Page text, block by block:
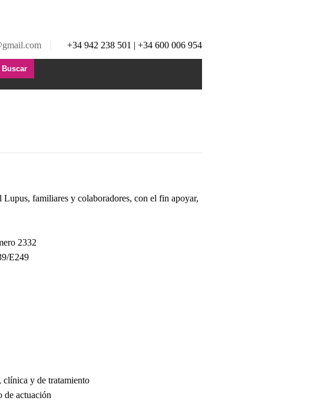
+34 942 238 501 | +34 600 006 954
familiares y colaboradores, con el fin apoyar,
2332
E249
clínica y de tratamiento
de actuación